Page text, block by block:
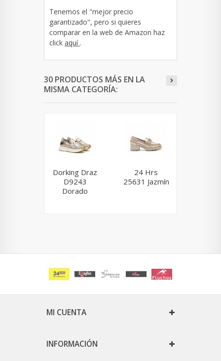
Tenemos el "mejor precio
garantizado", pero si quieres
comparar en la web de Amazon haz
click aquí .
30 PRODUCTOS MÁS EN LA
MISMA CATEGORÍA:
Dorking Draz
D9243
Dorado
24 Hrs
25631 Jazmín
MI CUENTA
INFORMACIÓN